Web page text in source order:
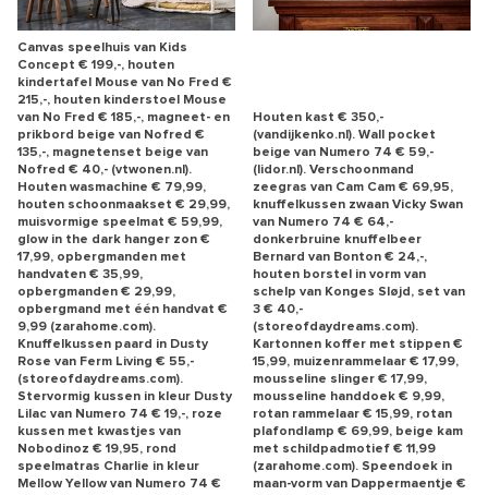
Canvas speelhuis van Kids
Concept € 199,-, houten
kindertafel Mouse van No Fred €
215,-, houten kinderstoel Mouse
van No Fred € 185,-, magneet- en
prikbord beige van Nofred €
135,-, magnetenset beige van
Nofred € 40,- (vtwonen.nl).
Houten wasmachine € 79,99,
houten schoonmaakset € 29,99,
muisvormige speelmat € 59,99,
glow in the dark hanger zon €
17,99, opbergmanden met
handvaten € 35,99,
opbergmanden € 29,99,
opbergmand met één handvat €
9,99 (zarahome.com).
Knuffelkussen paard in Dusty
Rose van Ferm Living € 55,-
(storeofdaydreams.com).
Stervormig kussen in kleur Dusty
Lilac van Numero 74 € 19,-, roze
kussen met kwastjes van
Nobodinoz € 19,95, rond
speelmatras Charlie in kleur
Mellow Yellow van Numero 74 €
Houten kast € 350,-
(vandijkenko.nl). Wall pocket
beige van Numero 74 € 59,-
(lidor.nl). Verschoonmand
zeegras van Cam Cam € 69,95,
knuffelkussen zwaan Vicky Swan
van Numero 74 € 64,-
donkerbruine knuffelbeer
Bernard van Bonton € 24,-,
houten borstel in vorm van
schelp van Konges Sløjd, set van
3 € 40,-
(storeofdaydreams.com).
Kartonnen koffer met stippen €
15,99, muizenrammelaar € 17,99,
mousseline slinger € 17,99,
mousseline handdoek € 9,99,
rotan rammelaar € 15,99, rotan
plafondlamp € 69,99, beige kam
met schildpadmotief € 11,99
(zarahome.com). Speendoek in
maan-vorm van Dappermaentje €